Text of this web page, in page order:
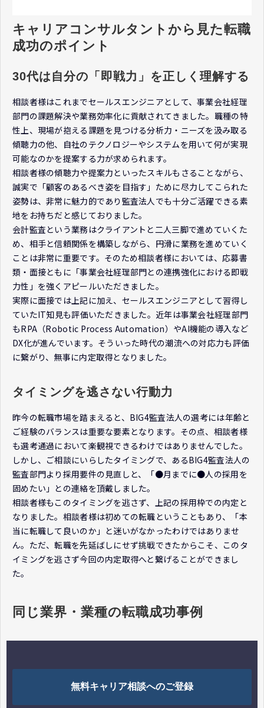
キャリアコンサルタントから見た転職
成功のポイント
30代は自分の「即戦力」を正しく理解する
相談者様はこれまでセールスエンジニアとして、事業会社経理
部門の課題解決や業務効率化に貢献されてきました。職種の特
性上、現場が抱える課題を見つける分析力・ニーズを汲み取る
傾聴力の他、自社のテクノロジーやシステムを用いて何が実現
可能なのかを提案する力が求められます。
相談者様の傾聴力や提案力といったスキルもさることながら、
誠実で「顧客のあるべき姿を目指す」ために尽力してこられた
姿勢は、非常に魅力的であり監査法人でも十分ご活躍できる素
地をお持ちだと感じておりました。
会計監査という業務はクライアントと二人三脚で進めていくた
め、相手と信頼関係を構築しながら、円滑に業務を進めていく
ことは非常に重要です。そのため相談者様においては、応募書
類・面接ともに「事業会社経理部門との連携強化における即戦
力性」を強くアピールいただきました。
実際に面接では上記に加え、セールスエンジニアとして習得し
ていたIT知見も評価いただきました。近年は事業会社経理部門
もRPA（Robotic Process Automation）やAI機能の導入など
DX化が進んでいます。そういった時代の潮流への対応力も評価
に繋がり、無事に内定取得となりました。
タイミングを逃さない行動力
昨今の転職市場を踏まえると、BIG4監査法人の選考には年齢と
ご経験のバランスは重要な要素となります。その点、相談者様
も選考通過において楽観視できるわけではありませんでした。
しかし、ご相談にいらしたタイミングで、あるBIG4監査法人の
監査部門より採用要件の見直しと、「●月までに●人の採用を
固めたい」との連絡を頂戴しました。
相談者様もこのタイミングを逃さず、上記の採用枠での内定と
なりました。相談者様は初めての転職ということもあり、「本
当に転職して良いのか」と迷いがなかったわけではありませ
ん。ただ、転職を先延ばしにせず挑戦できたからこそ、このタ
イミングを逃さず今回の内定取得へと繋げることができまし
た。
同じ業界・業種の転職成功事例
無料キャリア相談へのご登録